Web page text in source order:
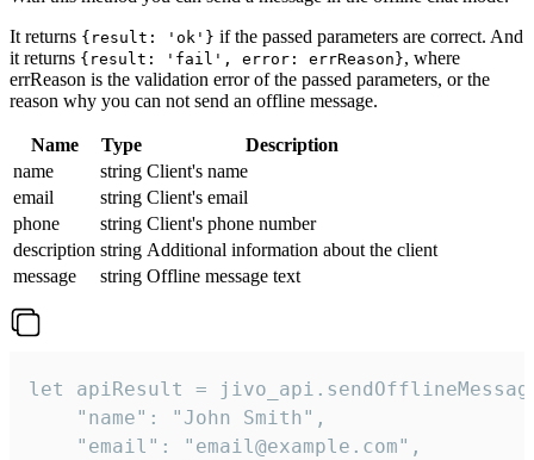
It returns {result: 'ok'} if the passed parameters are correct. And
it returns {result: 'fail', error: errReason}, where
errReason is the validation error of the passed parameters, or the
reason why you can not send an offline message.
Name Type
Description
name
string Client's name
email
string Client's email
phone
string Client's phone number
description string Additional information about the client
message
string Offline message text
let apiResult =
    "name": "John Smith",
    "email": "email@example.com",